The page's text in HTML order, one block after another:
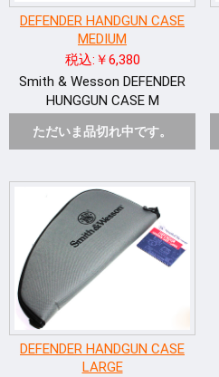
DEFENDER HANDGUN CASE
MEDIUM
税込:￥6,380
Smith & Wesson DEFENDER
HUNGGUN CASE M
ただいま品切れ中です。
DEFENDER HANDGUN CASE
LARGE